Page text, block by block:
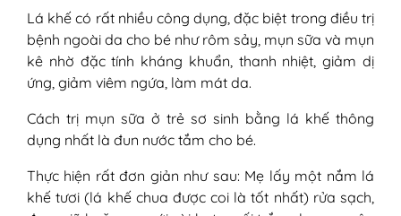
Lá khế có rất nhiều công dụng, đặc biệt trong điều trị
bệnh ngoài da cho bé như rôm sảy, mụn sữa và mụn
kê nhờ đặc tính kháng khuẩn, thanh nhiệt, giảm dị
ứng, giảm viêm ngứa, làm mát da.
Cách trị mụn sữa ở trẻ sơ sinh bằng lá khế thông
dụng nhất là đun nước tắm cho bé.
Thực hiện rất đơn giản như sau: Mẹ lấy một nắm lá
khế tươi (lá khế chua được coi là tốt nhất) rửa sạch,